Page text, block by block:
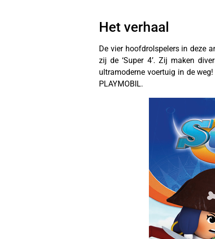
Het verhaal
De vier hoofdrolspelers in deze
zij de ‘Super 4’. Zij maken
ultramoderne voertuig in de
PLAYMOBIL.